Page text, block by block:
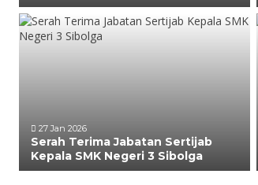
27 Jan 2026
Serah Terima Jabatan Sertijab
Kepala SMK Negeri 3 Sibolga